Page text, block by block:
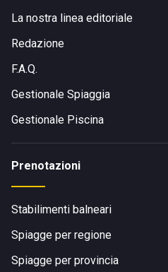
La nostra linea editoriale
Redazione
F.A.Q.
Gestionale Spiaggia
Gestionale Piscina
Prenotazioni
Stabilimenti balneari
Spiagge per regione
Spiagge per provincia